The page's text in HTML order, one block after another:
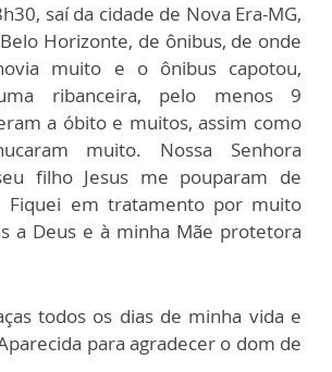
saí da cidade de Nova Era-MG,
Horizonte, de ônibus, de onde
muito e o ônibus capotou,
ribanceira, pelo menos 9
a óbito e muitos, assim como
muito. Nossa Senhora
filho Jesus me pouparam de
Fiquei em tratamento por muito
a Deus e à minha Mãe protetora
todos os dias de minha vida e
para agradecer o dom de